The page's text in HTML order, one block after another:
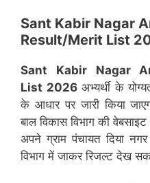
Sant Kabir Nagar
Result/Merit List
Sant Kabir Nagar
List 2026अभ्यर्थी के
के आधार पर जारी किया
बाल विकास विभाग की
अपने ग्राम पंचायत दिया
विभाग में जाकर रिजल्ट देख